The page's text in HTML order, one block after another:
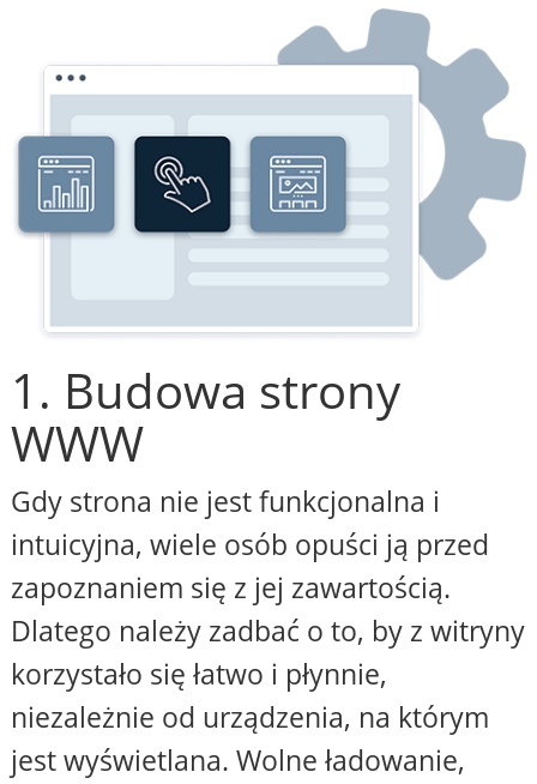
1. Budowa strony
WWW
Gdy strona nie jest funkcjonalna i
intuicyjna, wiele osób opuści ją przed
zapoznaniem się z jej zawartością.
Dlatego należy zadbać o to, by z witryny
korzystało się łatwo i płynnie,
niezależnie od urządzenia, na którym
jest wyświetlana. Wolne ładowanie,